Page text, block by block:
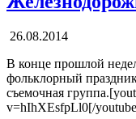
26.08.2014
В конце прошлой
фольклорный
съемочная
v=hIhXEsfpLl0[/